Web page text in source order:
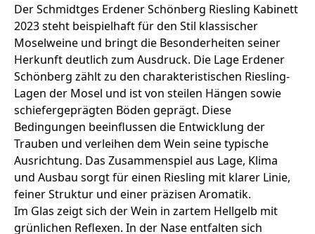
Der Schmidtges Erdener Schönberg Riesling Kabinett
2023 steht beispielhaft für den Stil klassischer
Moselweine und bringt die Besonderheiten seiner
Herkunft deutlich zum Ausdruck. Die Lage Erdener
Schönberg zählt zu den charakteristischen Riesling-
Lagen der Mosel und ist von steilen Hängen sowie
schiefergeprägten Böden geprägt. Diese
Bedingungen beeinflussen die Entwicklung der
Trauben und verleihen dem Wein seine typische
Ausrichtung. Das Zusammenspiel aus Lage, Klima
und Ausbau sorgt für einen Riesling mit klarer Linie,
feiner Struktur und einer präzisen Aromatik.
Im Glas zeigt sich der Wein in zartem Hellgelb mit
grünlichen Reflexen. In der Nase entfalten sich